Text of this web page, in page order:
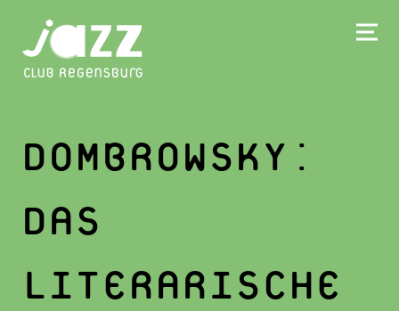
DOMBROWSKY:
DAS
LITERARISCHE